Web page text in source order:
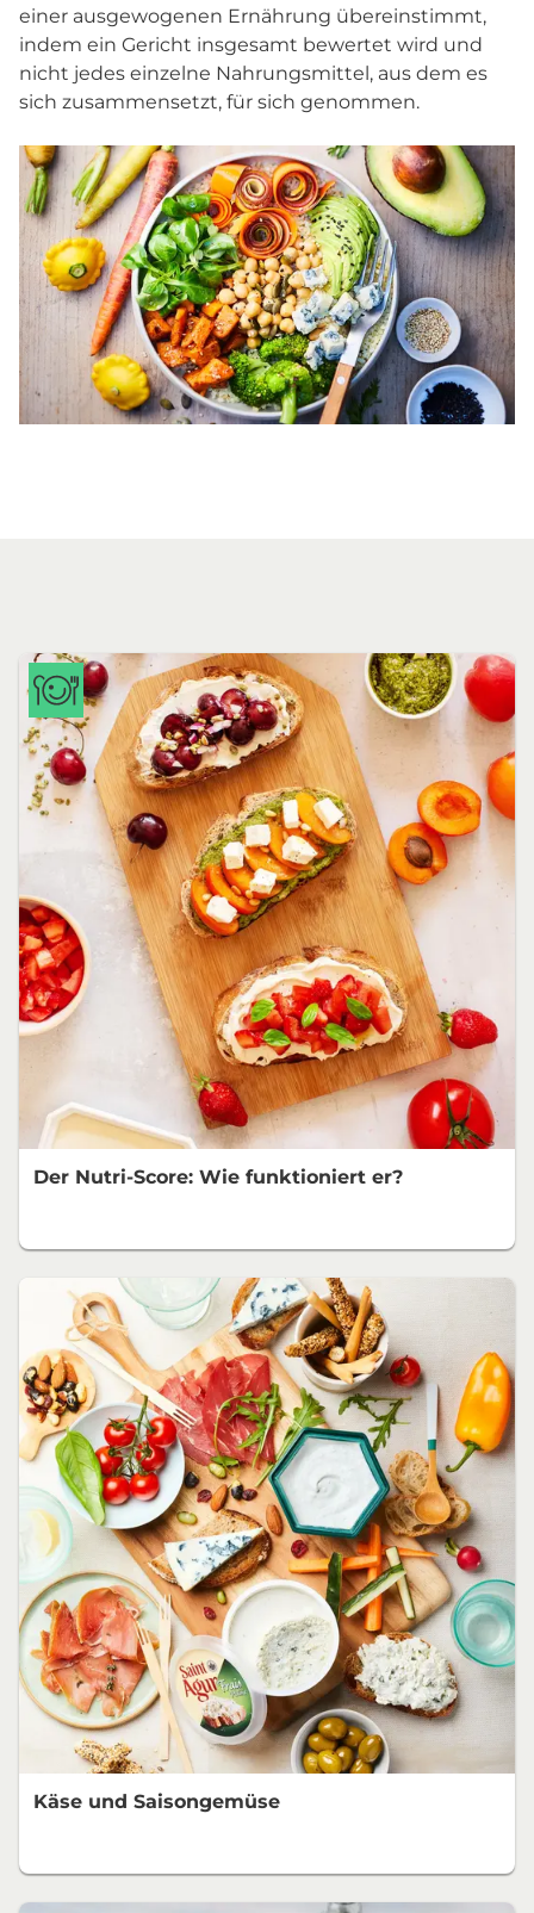
einer ausgewogenen Ernährung übereinstimmt,
indem ein Gericht insgesamt bewertet wird und
nicht jedes einzelne Nahrungsmittel, aus dem es
sich zusammensetzt, für sich genommen.
Der Nutri-Score: Wie funktioniert er?
Käse und Saisongemüse